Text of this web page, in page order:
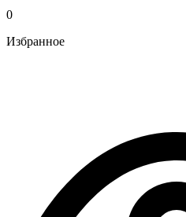
0
Избранное